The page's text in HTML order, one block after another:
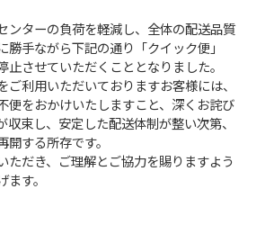
ンターの負荷を軽減し、全体の配送品質
勝手ながら下記の通り「クイック便」
止させていただくこととなりました。
ご利用いただいておりますお客様には、
便をおかけいたしますこと、深くお詫び
収束し、安定した配送体制が整い次第、
する所存です。
ただき、ご理解とご協力を賜りますよう
す。